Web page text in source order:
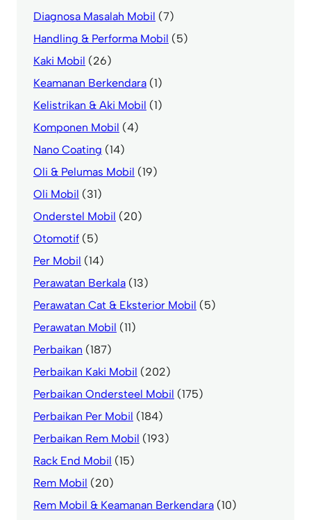
Diagnosa Masalah Mobil (7)
Handling & Performa Mobil (5)
Kaki Mobil (26)
Keamanan Berkendara (1)
Kelistrikan & Aki Mobil (1)
Komponen Mobil (4)
Nano Coating (14)
Oli & Pelumas Mobil (19)
Oli Mobil (31)
Onderstel Mobil (20)
Otomotif (5)
Per Mobil (14)
Perawatan Berkala (13)
Perawatan Cat & Eksterior Mobil (5)
Perawatan Mobil (11)
Perbaikan (187)
Perbaikan Kaki Mobil (202)
Perbaikan Ondersteel Mobil (175)
Perbaikan Per Mobil (184)
Perbaikan Rem Mobil (193)
Rack End Mobil (15)
Rem Mobil (20)
Rem Mobil & Keamanan Berkendara (10)